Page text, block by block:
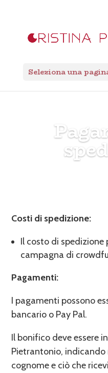
Seleziona una
Costi di spedizione:
Il costo di spedizione
campagna di
Pagamenti:
I pagamenti possono
bancario o Pay Pal.
Il bonifico deve essere
Pietrantonio, indicando
cognome e ciò che